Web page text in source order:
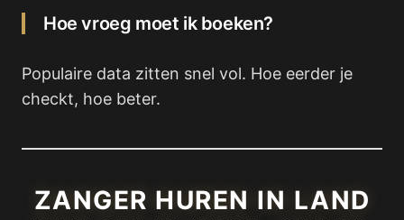
Hoe vroeg moet ik boeken?
Populaire data zitten snel vol. Hoe eerder je
checkt, hoe beter.
ZANGER HUREN IN LAND